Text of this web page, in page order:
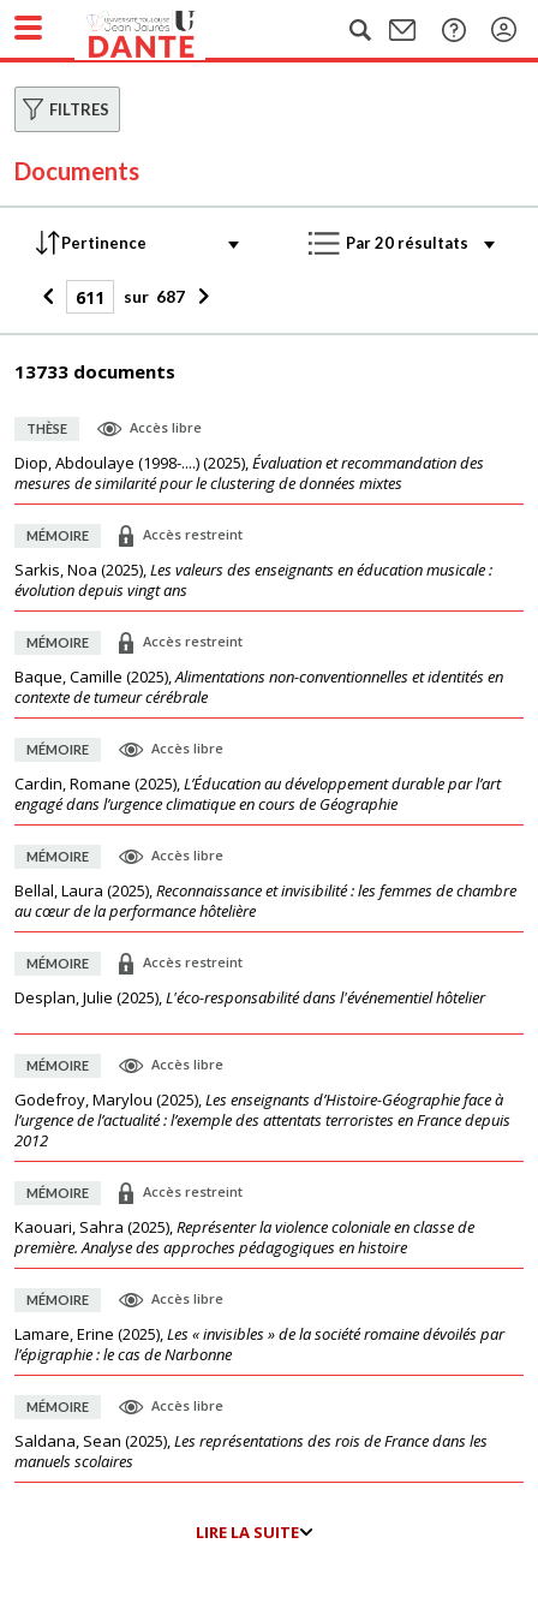
FILTRES
Documents
sur 687
13733 documents
THÈSE Accès libre
Diop, Abdoulaye (1998-....)(2025),Évaluation et recommandation des
mesures de similarité pour le clustering de données mixtes
MÉMOIRE Accès restreint
Sarkis, Noa (2025),Les valeurs des enseignants en éducation musicale :
évolution depuis vingt ans
MÉMOIRE Accès restreint
Baque, Camille (2025),Alimentations non-conventionnelles et identités en
contexte de tumeur cérébrale
MÉMOIRE Accès libre
Cardin, Romane (2025),L’Éducation au développement durable par l’art
engagé dans l’urgence climatique en cours de Géographie
MÉMOIRE Accès libre
Bellal, Laura (2025),Reconnaissance et invisibilité : les femmes de chambre
au cœur de la performance hôtelière
MÉMOIRE Accès restreint
Desplan, Julie (2025),L'éco-responsabilité dans l'événementiel hôtelier
MÉMOIRE Accès libre
Godefroy, Marylou (2025),Les enseignants d’Histoire-Géographie face à
l’urgence de l’actualité : l’exemple des attentats terroristes en France depuis
2012
MÉMOIRE Accès restreint
Kaouari, Sahra (2025),Représenter la violence coloniale en classe de
première. Analyse des approches pédagogiques en histoire
MÉMOIRE Accès libre
Lamare, Erine (2025),Les « invisibles » de la société romaine dévoilés par
l’épigraphie : le cas de Narbonne
MÉMOIRE Accès libre
Saldana, Sean (2025),Les représentations des rois de France dans les
manuels scolaires
LIRE LA SUITE